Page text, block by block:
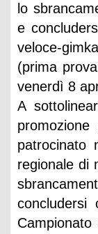
lo
e
veloce-
(prima
venerdì 8
A
patrocinato
regionale di